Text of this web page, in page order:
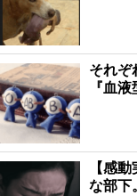
それぞ
『血
【感
な部下